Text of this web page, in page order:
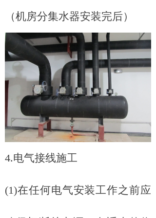
（机房分集水器安装完后）
4.电气接线施工
(1)在任何电气安装工作之前应